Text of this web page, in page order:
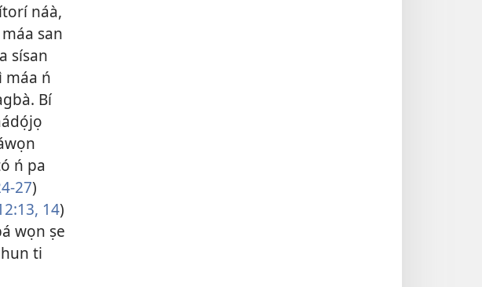
náà,
san
sísan
máa ń
Bí
ń pa
27)
14)
wọn ṣe
ti